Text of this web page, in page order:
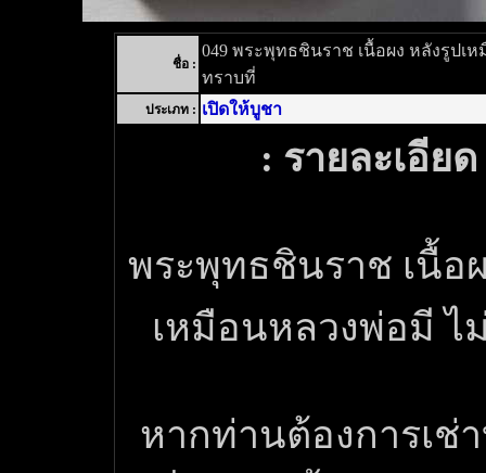
ชื่อ :
049 พระพุทธชินราช เนื้อผง หลังรูปเ
ทราบที่
ประเภท : เปิดให้บูชา
: รายละเอีย
พระพุทธชินราช เนื้อ
เหมือนหลวงพ่อมี ไ
หากท่านต้องการเช่